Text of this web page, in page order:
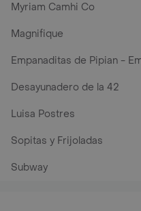
Myriam Camhi Co
Magnifique
Empanaditas de Pipian -
Desayunadero de la 42
Luisa Postres
Sopitas y Frijoladas
Subway